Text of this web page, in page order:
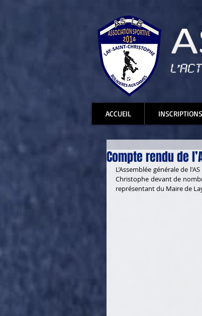
ACCUEIL
Compte rendu de
L’Assemblée générale de
Christophe devant de
représentant du Maire de